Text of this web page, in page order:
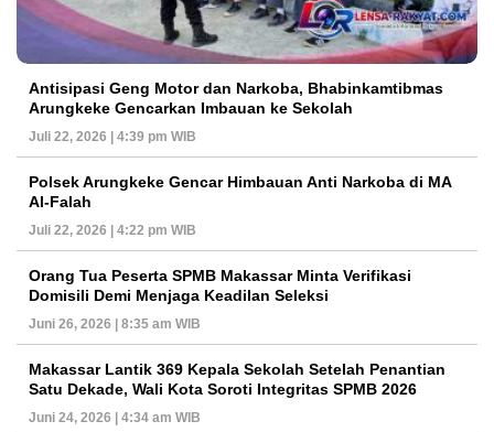
Antisipasi Geng Motor dan Narkoba, Bhabinkamtibmas
Arungkeke Gencarkan Imbauan ke Sekolah
Juli 22, 2026 | 4:39 pm WIB
Polsek Arungkeke Gencar Himbauan Anti Narkoba di MA
Al-Falah
Juli 22, 2026 | 4:22 pm WIB
Orang Tua Peserta SPMB Makassar Minta Verifikasi
Domisili Demi Menjaga Keadilan Seleksi
Juni 26, 2026 | 8:35 am WIB
Makassar Lantik 369 Kepala Sekolah Setelah Penantian
Satu Dekade, Wali Kota Soroti Integritas SPMB 2026
Juni 24, 2026 | 4:34 am WIB